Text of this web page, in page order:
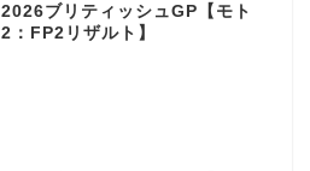
2026ブリティッシュGP【モト
2：FP2リザルト】